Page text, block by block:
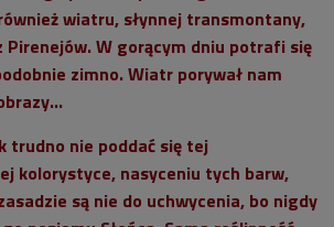
wiatru, słynnej transmontany,
W gorącym dniu potrafi się
zimno. Wiatr porywał nam
trudno nie poddać się tej
kolorystyce, nasyceniu tych barw,
są nie do uchwycenia, bo nigdy